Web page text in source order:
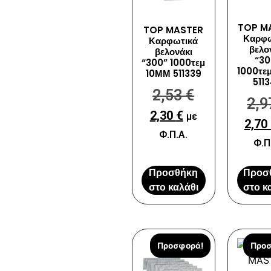
TOP MASTER
Καρφωτικά
βελονάκι
“300” 1000τεμ
10ΜΜ 511339
2,53€
2,30 € με
Φ.Π.Α.
Προσθήκη
στο καλάθι
TOP
2,70
στο
Προσφορά!